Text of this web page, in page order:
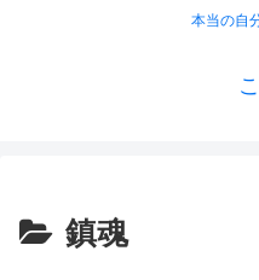
本当の自
鎮魂